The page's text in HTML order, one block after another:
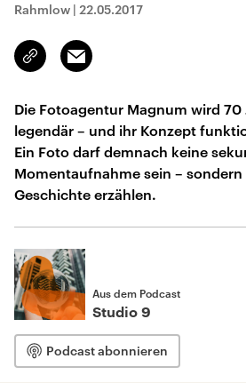
Rahmlow | 22.05.2017
Link
kopieren/teilen
Email
Die Fotoagentur Magnum wird 70
legendär – und ihr Konzept
Ein Foto darf demnach keine
Momentaufnahme sein – sondern
Geschichte erzählen.
Aus dem Podcast
Studio 9
Podcast abonnieren